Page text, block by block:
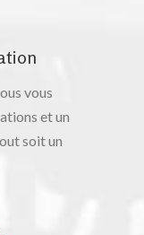
vous
et un
soit un